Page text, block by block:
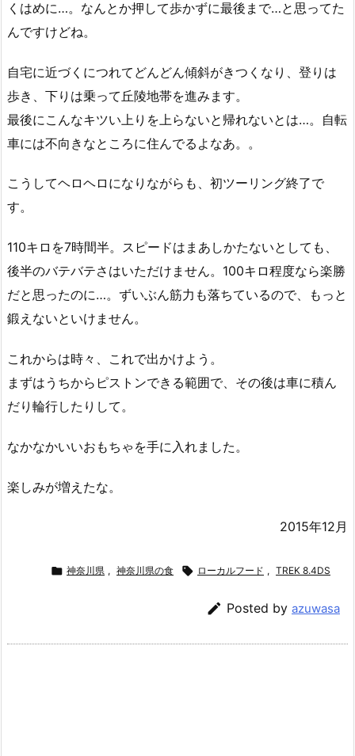
くはめに…。なんとか押して歩かずに最後まで…と思ってた
んですけどね。
自宅に近づくにつれてどんどん傾斜がきつくなり、登りは
歩き、下りは乗って丘陵地帯を進みます。
最後にこんなキツい上りを上らないと帰れないとは…。自転
車には不向きなところに住んでるよなあ。。
こうしてヘロヘロになりながらも、初ツーリング終了で
す。
110キロを7時間半。スピードはまあしかたないとしても、
後半のバテバテさはいただけません。100キロ程度なら楽勝
だと思ったのに…。ずいぶん筋力も落ちているので、もっと
鍛えないといけません。
これからは時々、これで出かけよう。
まずはうちからピストンできる範囲で、その後は車に積ん
だり輪行したりして。
なかなかいいおもちゃを手に入れました。
楽しみが増えたな。
2015年12月
 神奈川県 , 神奈川県の食  ローカルフード , TREK 8.4DS
 Posted by azuwasa